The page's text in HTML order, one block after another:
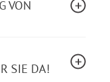
Test!
VON
SIE DA!